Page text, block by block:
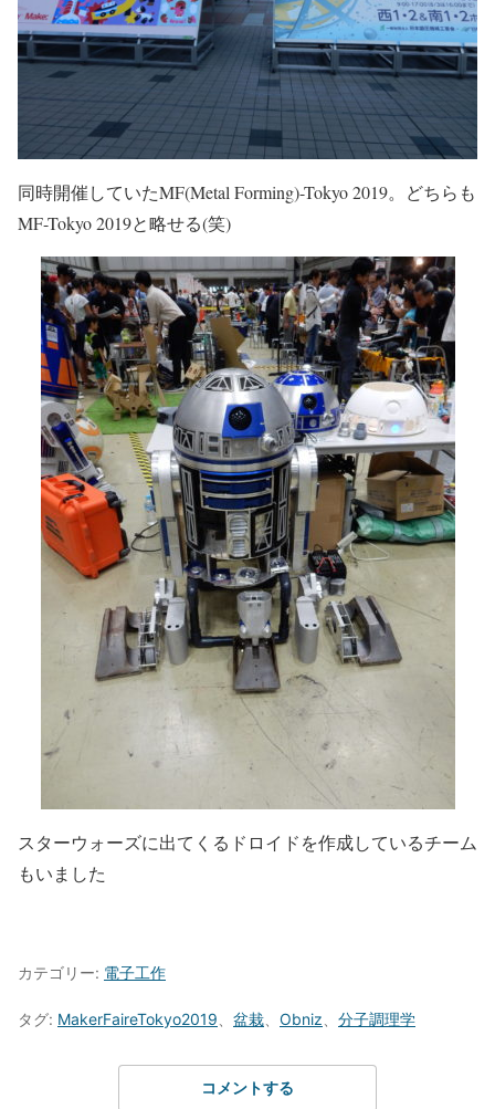
同時開催していたMF(Metal Forming)-Tokyo 2019。どちらも
MF-Tokyo 2019と略せる(笑)
スターウォーズに出てくるドロイドを作成しているチーム
もいました
カテゴリー: 電子工作
タグ: MakerFaireTokyo2019 盆栽 Obniz 分子調理学
コメントする